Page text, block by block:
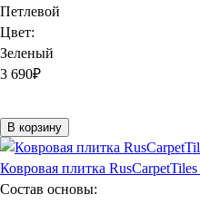
Петлевой
Цвет:
Зеленый
3 690₽
В корзину
Ковровая плитка
Состав основы: